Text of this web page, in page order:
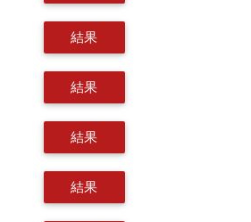
結果
結果
結果
結果